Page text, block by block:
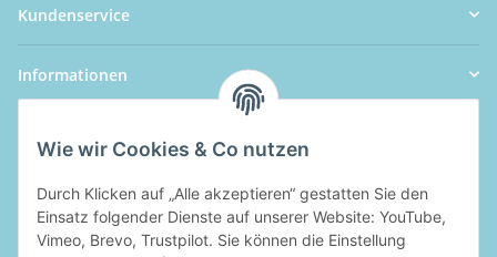
Kundenservice
Informationen
Wie wir Cookies & Co nutzen
Durch Klicken auf „Alle akzeptieren“ gestatten Sie den
Einsatz folgender Dienste auf unserer Website: YouTube,
Vimeo, Brevo, Trustpilot. Sie können die Einstellung